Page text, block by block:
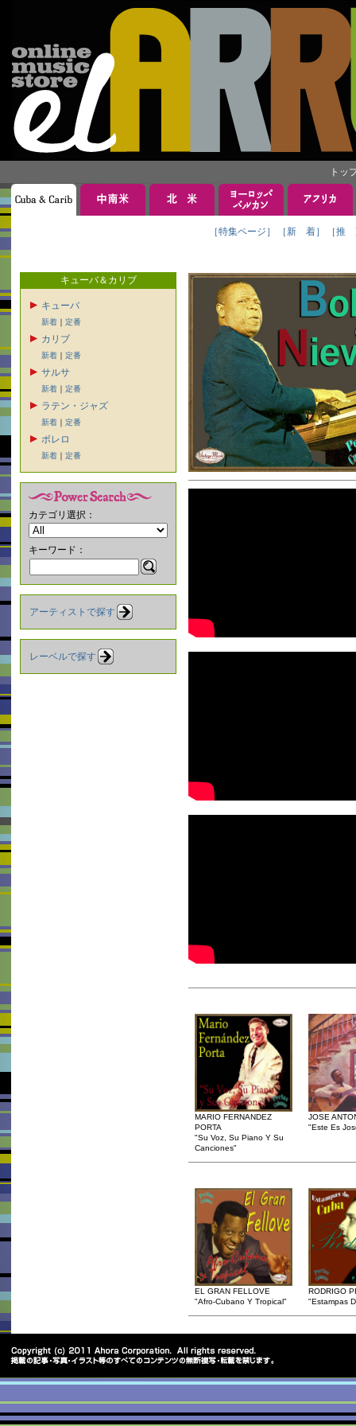
トッ
［特集ページ］ ［新 着］ ［推
キューバ＆カリブ
キューバ
新着 ｜ 定番
カリブ
新着 ｜ 定番
サルサ
新着 ｜ 定番
ラテン・ジャズ
新着 ｜ 定番
ボレロ
新着 ｜ 定番
カテゴリ選択：
キーワード：
アーティストで探す
レーベルで探す
MARIO FERNANDEZ
PORTA
"Su Voz, Su Piano Y Su
Canciones"
JOSE
"Este Es
EL GRAN FELLOVE
"Afro-Cubano Y Tropical"
RODRIGO
"Estampas